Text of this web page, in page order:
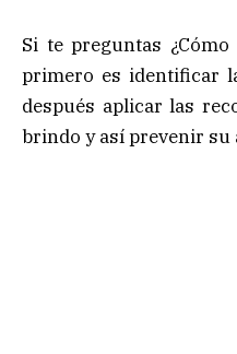
Si te preguntas
primero es identificar
después aplicar las
brindo y así prevenir su